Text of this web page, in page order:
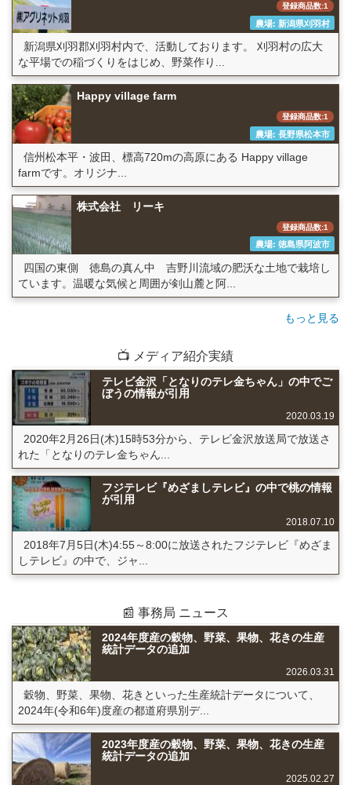
登録商品数:1
農場: 新潟県刈羽村
新潟県刈羽郡刈羽村内で、活動しております。 刈羽村の広大
な平場での稲づくりをはじめ、野菜作り...
Happy village farm
登録商品数:1
農場: 長野県松本市
信州松本平・波田、標高720mの高原にある Happy village
farmです。オリジナ...
株式会社 リーキ
登録商品数:1
農場: 徳島県阿波市
四国の東側 徳島の真ん中 吉野川流域の肥沃な土地で栽培し
ています。温暖な気候と周囲が剣山麓と阿...
もっと見る
📺 メディア紹介実績
テレビ金沢「となりのテレ金ちゃん」の中でご
ぼうの情報が引用
2020.03.19
2020年2月26日(木)15時53分から、テレビ金沢放送局で放送さ
れた「となりのテレ金ちゃん...
フジテレビ『めざましテレビ』の中で桃の情報
が引用
2018.07.10
2018年7月5日(木)4:55～8:00に放送されたフジテレビ『めざま
しテレビ』の中で、ジャ...
📰 事務局 ニュース
2024年度産の穀物、野菜、果物、花きの生産
統計データの追加
2026.03.31
穀物、野菜、果物、花きといった生産統計データについて、
2024年(令和6年)度産の都道府県別デ...
2023年度産の穀物、野菜、果物、花きの生産
統計データの追加
2025.02.27